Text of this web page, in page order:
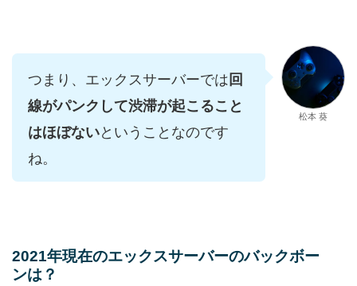
つまり、エックスサーバーでは回
線がパンクして渋滞が起こること
はほぼないということなのです
ね。
松本 葵
2021年現在のエックスサーバーのバックボー
ンは？